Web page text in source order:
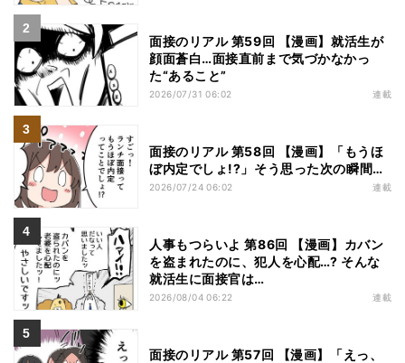
面接のリアル 第59回 【漫画】就活生が
顔面蒼白…面接直前まで気づかなかっ
た“あること”
2026/07/31 06:02 連載
面接のリアル 第58回 【漫画】「もうほ
ぼ内定でしょ!?」そう思った次の瞬間…
2026/07/24 06:02 連載
人事もつらいよ 第86回 【漫画】カバン
を盗まれたのに、犯人を心配…? そんな
就活生に面接官は…
2026/08/04 06:22 連載
面接のリアル 第57回 【漫画】「えっ、